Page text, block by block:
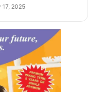
17, 2025